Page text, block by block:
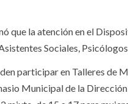
que la atención en el
Sociales,
participar en Talleres de
Municipal de la